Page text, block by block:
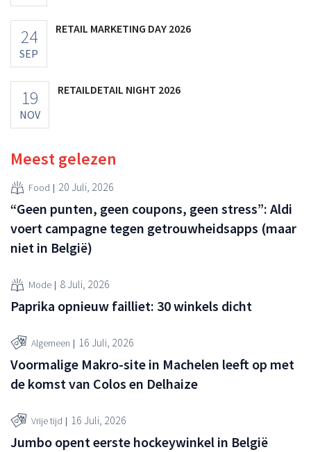
24
SEP
RETAIL MARKETING DAY 2026
19
NOV
RETAILDETAIL NIGHT 2026
Meest gelezen
Food 20 Juli, 2026
“Geen punten, geen coupons, geen stress”: Aldi
voert campagne tegen getrouwheidsapps (maar
niet in België)
Mode 8 Juli, 2026
Paprika opnieuw failliet: 30 winkels dicht
Algemeen 16 Juli, 2026
Voormalige Makro-site in Machelen leeft op met
de komst van Colos en Delhaize
Vrije tijd 16 Juli, 2026
Jumbo opent eerste hockeywinkel in België